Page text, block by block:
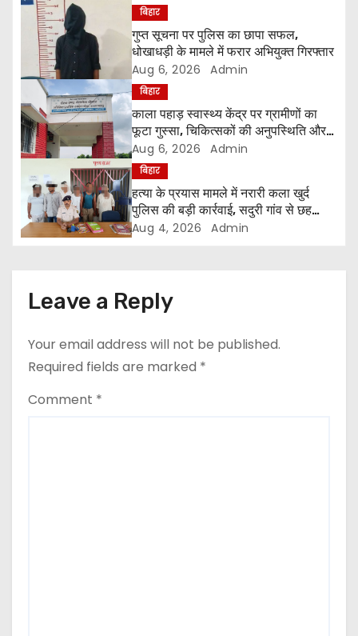
n
v
i
g
a
t
n
बिहार
गुप्त सूचना पर पुलिस का छापा सफल,
धोखाधड़ी के मामले में फरार अभियुक्त गिरफ्तार
Aug 6, 2026 Admin
बिहार
काला पहाड़ स्वास्थ्य केंद्र पर ग्रामीणों का
फूटा गुस्सा, चिकित्सकों की अनुपस्थिति और
अनियमित संचालन पर जांच की मांग
Aug 6, 2026 Admin
बिहार
हत्या के प्रयास मामले में नरारी कला खुर्द
पुलिस की बड़ी कार्रवाई, सदुरी गांव से छह
आरोपी गिरफ्तार
Aug 4, 2026 Admin
Leave a Reply
Your email address will not be published.
Required fields are marked *
Comment *